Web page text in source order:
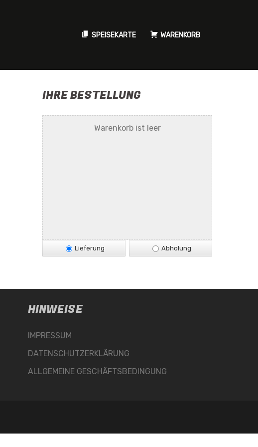
SPEISEKARTE WARENKORB
IHRE BESTELLUNG
Warenkorb ist leer
Lieferung Abholung
HINWEISE
IMPRESSUM
DATENSCHUTZERKLÄRUNG
ALLGEMEINE GESCHÄFTSBEDINGUNG